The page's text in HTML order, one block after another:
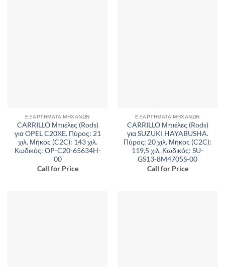
ΕΞΑΡΤΉΜΑΤΑ ΜΗΧΑΝΏΝ
CARRILLO Μπιέλες (Rods)
για OPEL C20XE. Πύρος: 21
χιλ. Μήκος (C2C): 143 χιλ.
Κωδικός: OP-C20-65634H-
00
Call for Price
ΕΞΑΡΤΉΜΑΤΑ ΜΗΧΑΝΏΝ
CARRILLO Μπιέλες (Rods)
για SUZUKI HAYABUSHA.
Πύρος: 20 χιλ. Μήκος (C2C):
119,5 χιλ. Κωδικός: SU-
GS13-8M4705S-00
Call for Price